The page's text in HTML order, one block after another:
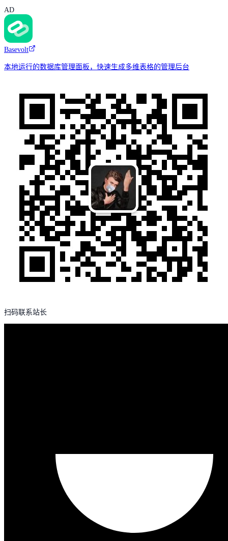
AD
Basevolt
本地运行的数据库管理面板，快速生成多维表格的管理后台
扫码联系站长